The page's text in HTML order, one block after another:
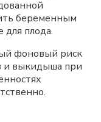
беременным
плода.
фоновый риск
и выкидыша при